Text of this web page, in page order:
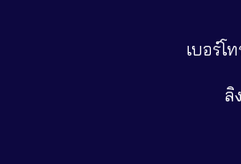
ช่อง
เบอร์โ
ลิ